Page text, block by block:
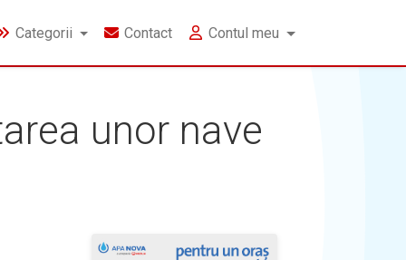
Categorii Contact Contul meu
unor nave